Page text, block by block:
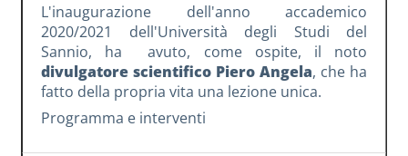
L'inaugurazione dell'anno accademico
2020/2021 dell'Università degli Studi del
Sannio, ha avuto, come ospite, il noto
divulgatore scientifico Piero Angela, che ha
fatto della propria vita una lezione unica.
Programma e interventi